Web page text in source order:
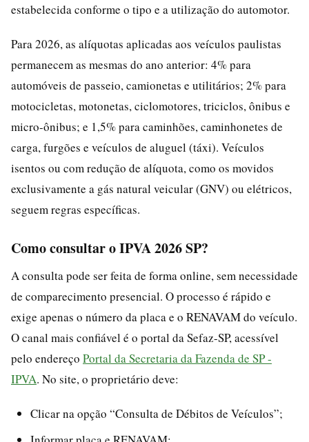
estabelecida conforme o tipo e a utilização do automotor.
Para 2026, as alíquotas aplicadas aos veículos paulistas
permanecem as mesmas do ano anterior: 4% para
automóveis de passeio, camionetas e utilitários; 2% para
motocicletas, motonetas, ciclomotores, triciclos, ônibus e
micro-ônibus; e 1,5% para caminhões, caminhonetes de
carga, furgões e veículos de aluguel (táxi). Veículos
isentos ou com redução de alíquota, como os movidos
exclusivamente a gás natural veicular (GNV) ou elétricos,
seguem regras específicas.
Como consultar o IPVA 2026 SP?
A consulta pode ser feita de forma online, sem necessidade
de comparecimento presencial. O processo é rápido e
exige apenas o número da placa e o RENAVAM do veículo.
O canal mais confiável é o portal da Sefaz-SP, acessível
pelo endereço Portal da Secretaria da Fazenda de SP -
IPVA. No site, o proprietário deve:
Clicar na opção “Consulta de Débitos de Veículos”;